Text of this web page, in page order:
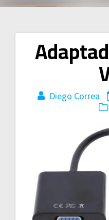
Diego Correa
entradas